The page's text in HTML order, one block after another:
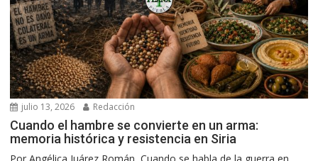
julio 13, 2026 Redacción
Cuando el hambre se convierte en un arma:
memoria histórica y resistencia en Siria